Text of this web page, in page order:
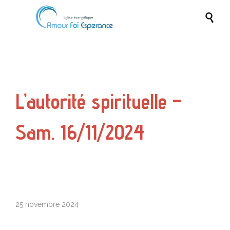

L’autorité spirituelle –
Sam. 16/11/2024
25 novembre 2024